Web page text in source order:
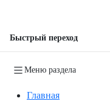
Быстрый переход
Меню раздела
Главная